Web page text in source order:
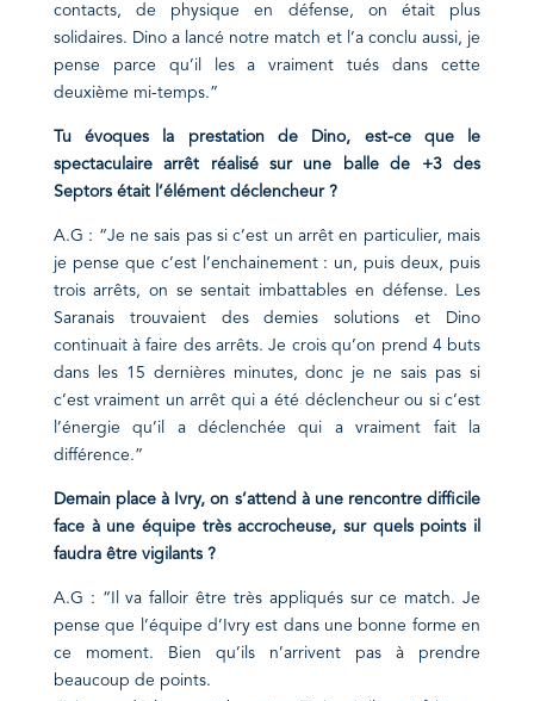
contacts, de physique en défense, on était plus
solidaires. Dino a lancé notre match et l’a conclu aussi, je
pense parce qu’il les a vraiment tués dans cette
deuxième mi-temps.”
Tu évoques la prestation de Dino, est-ce que le
spectaculaire arrêt réalisé sur une balle de +3 des
Septors était l’élémentdéclencheur ?
A.G : “Je ne sais pas si c’est un arrêt en particulier, mais
je pense que c’est l’enchainement : un, puis deux, puis
trois arrêts, on se sentait imbattables en défense. Les
Saranais trouvaient des demies solutions et Dino
continuait à faire des arrêts. Je crois qu’on prend 4 buts
dans les 15 dernières minutes, donc je ne sais pas si
c’est vraiment un arrêt qui a été déclencheur ou si c’est
l’énergie qu’il a déclenchée qui a vraiment fait la
différence.”
Demain place à Ivry, on s’attend à une rencontre difficile
face à une équipetrès accrocheuse, sur quels points il
faudra être vigilants ?
A.G : “Il va falloir être très appliqués sur ce match. Je
pense que l’équipe d’Ivry est dans une bonne forme en
ce moment. Bien qu’ils n’arrivent pas à prendre
beaucoup de points.